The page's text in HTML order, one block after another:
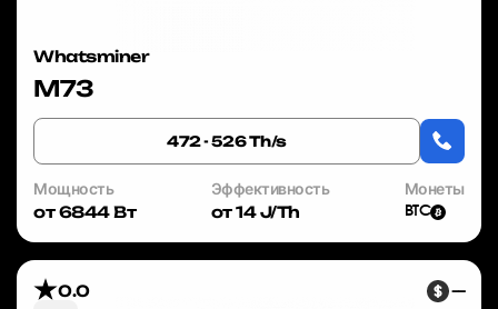
Whatsminer
M73
472 - 526 Th/s
Мощность
от 6844 Вт
Эффективность
от 14 J/Th
Монеты
BTC
—
0.0